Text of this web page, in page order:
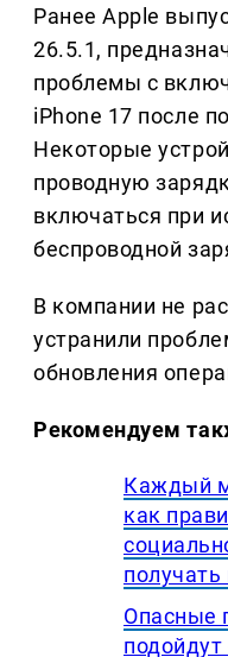
Ранее Apple
26.5.1,
проблемы с
iPhone 17 после
Некоторые
проводную
включаться при
беспроводной
В компании не
устранили
обновления
Рекомендуем
Каждый
как
Опасные
подойдут